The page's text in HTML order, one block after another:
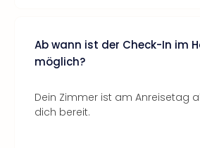
Ab wann ist der Check-In im
möglich?
Dein Zimmer ist am Anreisetag
dich bereit.